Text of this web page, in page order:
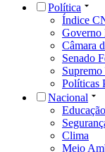
Política
Índice
Governo
Câmara
Senado
Políticas
Nacional
Educação
Clima
Meio